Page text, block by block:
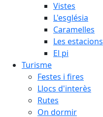
Vistes
L'església
Caramelles
Les estacions
El pi
Turisme
Festes i fires
Llocs d'interès
Rutes
On dormir